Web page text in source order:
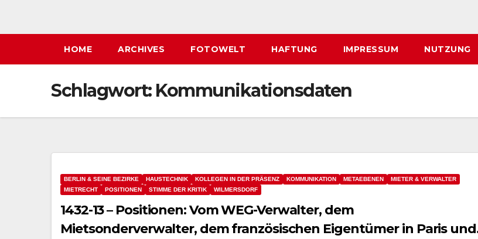
HOME ARCHIVES FOTOWELT HAFTUNG IMPRESSUM NUTZUNG
Schlagwort: Kommunikationsdaten
BERLIN & SEINE BEZIRKE HAUSTECHNIK KOLLEGEN IN DER PRÄSENZ KOMMUNIKATION METAEBENEN
MIETER & VERWALTER
MIETRECHT
POSITIONEN STIMME DER KRITIK WILMERSDORF
1432-13 – Positionen: Vom WEG-Verwalter, dem
Mietsonderverwalter, dem französischen Eigentümer in Paris und